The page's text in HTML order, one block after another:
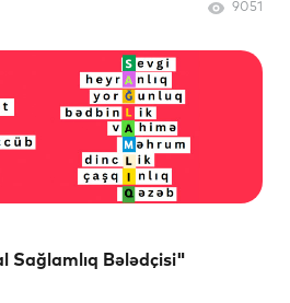
9051
Sağlamlıq Bələdçisi"